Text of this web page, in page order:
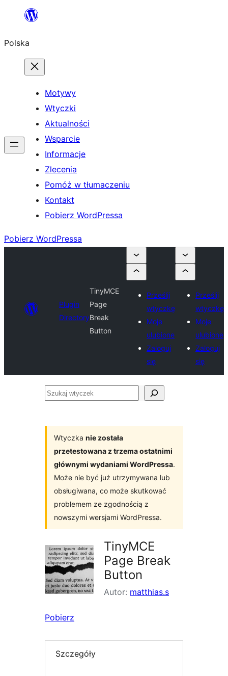
Przejdź
treści
Polska
Motywy
Wtyczki
Aktualności
Wsparcie
Informacje
Zlecenia
Pomóż w tłumaczeniu
Kontakt
Pobierz WordPressa
Pobierz WordPressa
Plugin
Directory
TinyMCE
Page
Break
Button
Prześlij
wtyczkę
Moje
ulubione
Zaloguj
się
Prześlij
wtyczkę
Moje
ulubione
Zaloguj
się
Szukaj
Wtyczka nie została
przetestowana z trzema ostatnimi
głównymi wydaniami WordPressa.
Może nie być już utrzymywana lub
obsługiwana, co może skutkować
problemem ze zgodnością z
nowszymi wersjami WordPressa.
TinyMCE
Page Break
Button
Autor: matthias.s
Pobierz
Szczegóły